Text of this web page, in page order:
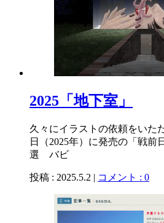
2025「地下室」
久々にイラストの依頼をいた
日（2025年）に発売の「戦前
選 バビ
投稿 : 2025.5.2 | コメント : 0